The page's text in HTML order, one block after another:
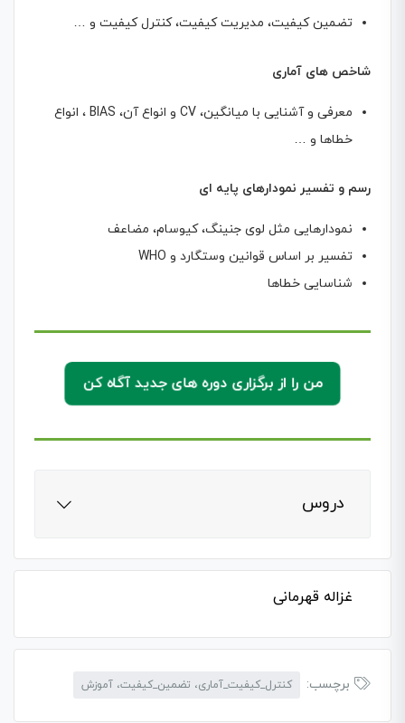
تضمین کیفیت، مدیریت کیفیت، کنترل کیفیت و …
شاخص های آماری
معرفی و آشنایی با میانگین، CV و انواع آن، BIAS ، انواع
خطاها و …
رسم و تفسیر نمودارهای پایه ای
نمودارهایی مثل لوی جنینگ، کیوسام، مضاعف
تفسیر بر اساس قوانین وستگارد و WHO
شناسایی خطاها
من را از برگزاری دوره های جدید آگاه کن
دروس
غزاله قهرمانی
برچسب: کنترل_کیفیت_آماری، تضمین_کیفیت، آموزش